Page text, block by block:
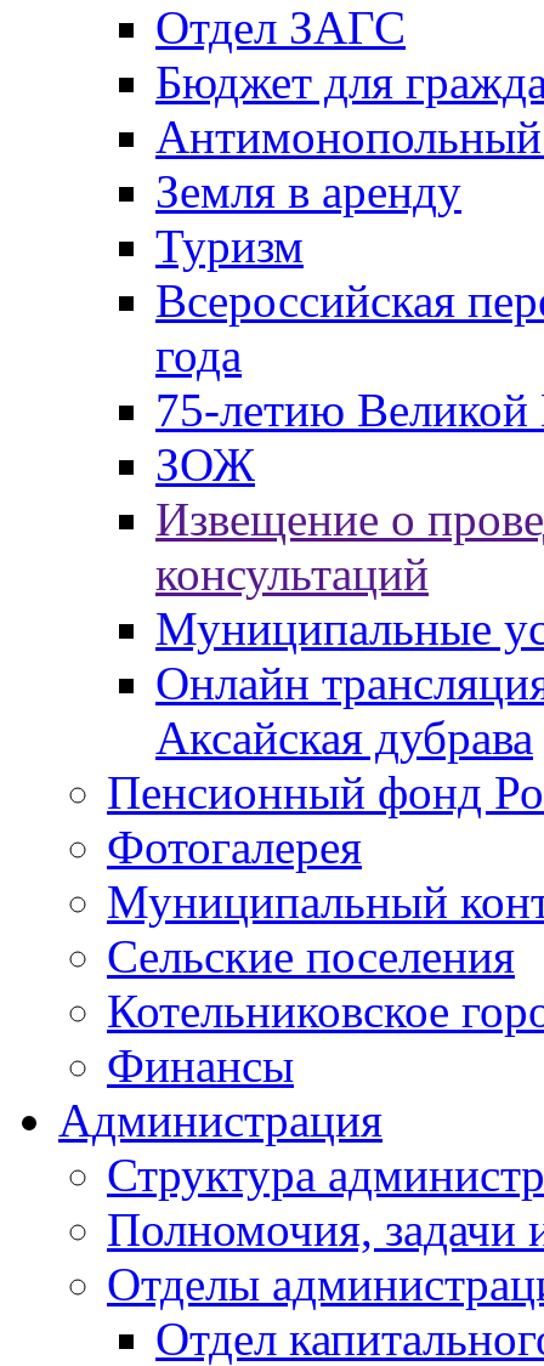
Отдел ЗАГС
Бюджет для
Антимонопольный
Земля в аренду
Туризм
Всероссийская
года
75-летию
ЗОЖ
Извещение о
консультаций
Муниципальные
Онлайн
Аксайская дубрава
Пенсионный фонд
Фотогалерея
Муниципальный
Сельские поселения
Котельниковское
Финансы
Администрация
Структура
Полномочия, задачи
Отделы
Отдел